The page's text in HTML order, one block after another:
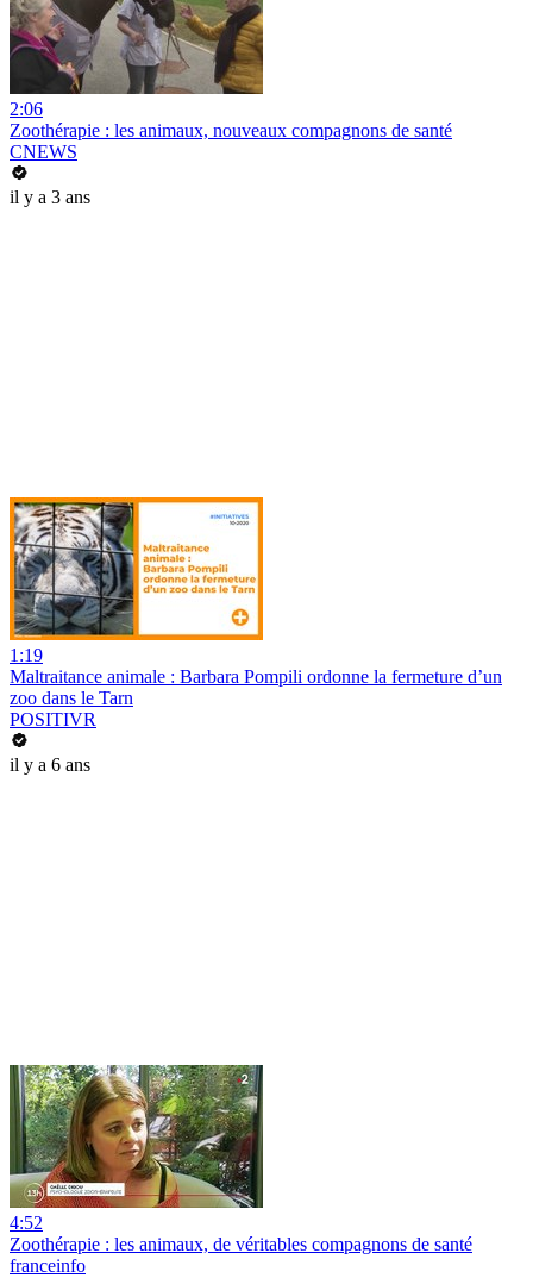
2:06
Zoothérapie : les animaux, nouveaux compagnons de santé
CNEWS
il y a 3 ans
1:19
Maltraitance animale : Barbara Pompili ordonne la fermeture d’un
zoo dans le Tarn
POSITIVR
il y a 6 ans
4:52
Zoothérapie : les animaux, de véritables compagnons de santé
franceinfo